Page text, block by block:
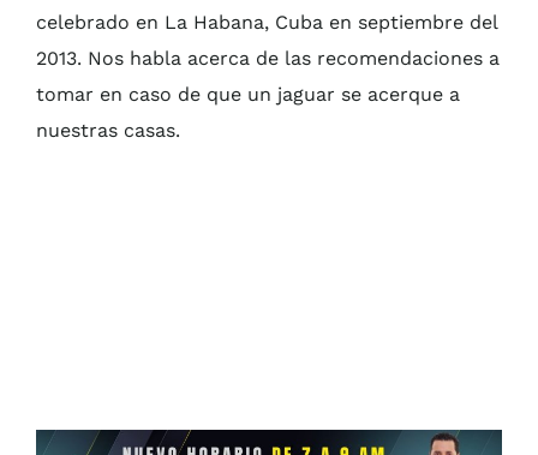
celebrado en La Habana, Cuba en septiembre del
2013. Nos habla acerca de las recomendaciones a
tomar en caso de que un jaguar se acerque a
nuestras casas.